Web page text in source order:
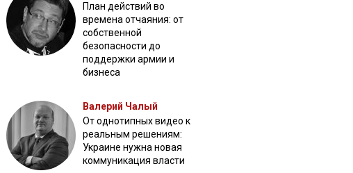
План действий во
времена отчаяния: от
собственной
безопасности до
поддержки армии и
бизнеса
Валерий Чалый
От однотипных видео к
реальным решениям:
Украине нужна новая
коммуникация власти